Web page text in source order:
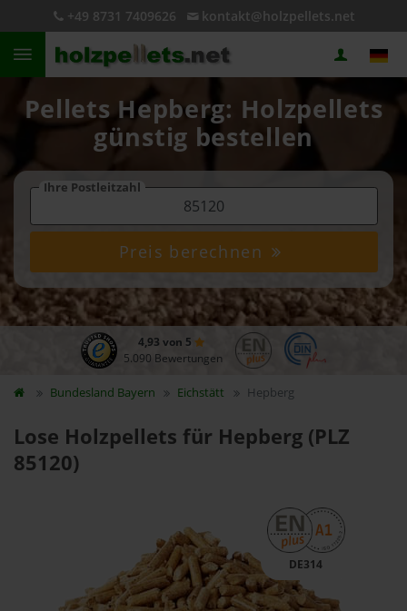
+49 8731 7409626 kontakt@holzpellets.net
Pellets Hepberg: Holzpellets
günstig bestellen
Ihre Postleitzahl
Preis berechnen
4,93 von 5
5.090 Bewertungen
Bundesland Bayern Eichstätt Hepberg
Lose Holzpellets für Hepberg (PLZ
85120)
DE314